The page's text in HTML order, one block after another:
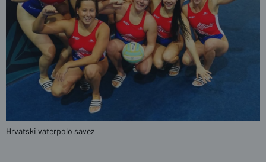
Hrvatski vaterpolo savez